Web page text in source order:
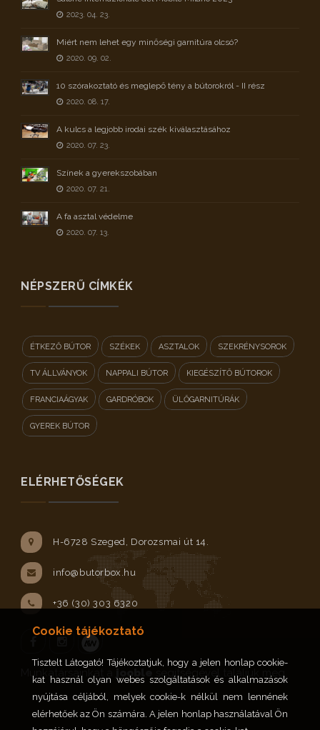
2023. 04. 23.
Miért nem lehet egy minőségi garnitúra olcsó?
2020. 09. 02.
10 szórakoztató és meglepő tény a bútorokról - II rész
2020. 08. 17.
A kulcs a legjobb irodai szék kiválasztásához
2020. 07. 23.
Színek a gyerekszobában
2020. 07. 21.
A fa asztal védelme
2020. 07. 13.
NÉPSZERŰ CÍMKÉK
ÉTKEZŐ BÚTOR SZÉKEK ASZTALOK SZEKRÉNYSOROK
TV ÁLLVÁNYOK NAPPALI BÚTOR KIEGÉSZÍTŐ BÚTOROK
FRANCIAÁGYAK GARDRÓBOK ÜLŐGARNITÚRÁK
GYEREK BÚTOR
ELÉRHETŐSÉGEK
H-6728 Szeged, Dorozsmai út 14.
info@butorbox.hu
+36 (30) 303 6320
FacebookInstagram
Munkatársainkat a jooble segítségével találjuk meg.
Cookie tájékoztató
Tisztelt Látogató! Tájékoztatjuk, hogy a jelen honlap cookie-
kat használ olyan webes szolgáltatások és alkalmazások
nyújtása céljából, melyek cookie-k nélkül nem lennének
elérhetőek az Ön számára. A jelen honlap használatával Ön